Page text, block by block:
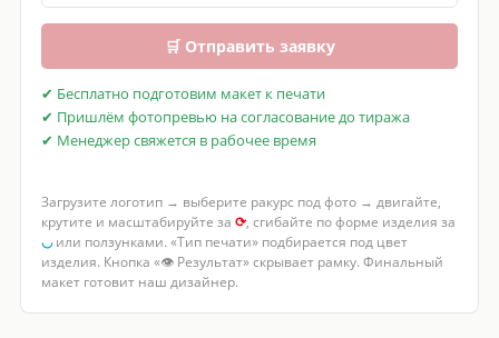
🛒 Отправить заявку
✔ Бесплатно подготовим макет к печати
✔ Пришлём фотопревью на согласование до тиража
✔ Менеджер свяжется в рабочее время
Загрузите логотип → выберите ракурс под фото → двигайте,
крутите и масштабируйте за ⟳, сгибайте по форме изделия за
◡или ползунками. «Тип печати» подбирается под цвет
изделия. Кнопка «👁 Результат» скрывает рамку. Финальный
макет готовит наш дизайнер.